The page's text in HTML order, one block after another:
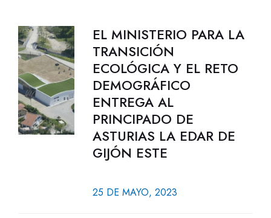
EL MINISTERIO PARA LA
TRANSICIÓN
ECOLÓGICA Y EL RETO
DEMOGRÁFICO
ENTREGA AL
PRINCIPADO DE
ASTURIAS LA EDAR DE
GIJÓN ESTE
25 DE MAYO, 2023